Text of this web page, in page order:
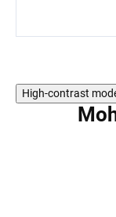
High-contrast